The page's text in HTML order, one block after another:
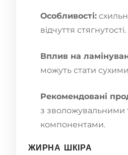
Особливості:
відчуття стягнутості.
Вплив на
можуть стати
Рекомендовані
з
компонентами.
ЖИРНА ШКІРА